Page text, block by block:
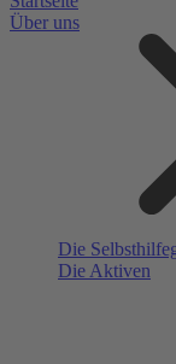
Über uns
Die
Die Aktiven